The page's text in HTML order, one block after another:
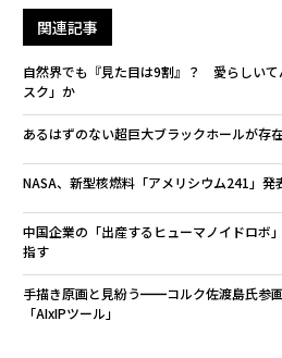
関連記事
自然界でも『見た目は9割』？ 愛らしいて
スク」か
あるはずのない超巨大ブラックホールが存
NASA、新型核燃料「アメリシウム241」
中国企業の「出産するヒューマノイドロボ
指す
手描き原画と見紛う━━コルク佐渡島氏参
「AIxIPツール」